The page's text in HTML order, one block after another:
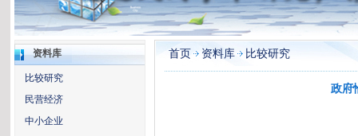
资料库
比较研究
民营经济
中小企业
首页 资料库 比较研究
政府